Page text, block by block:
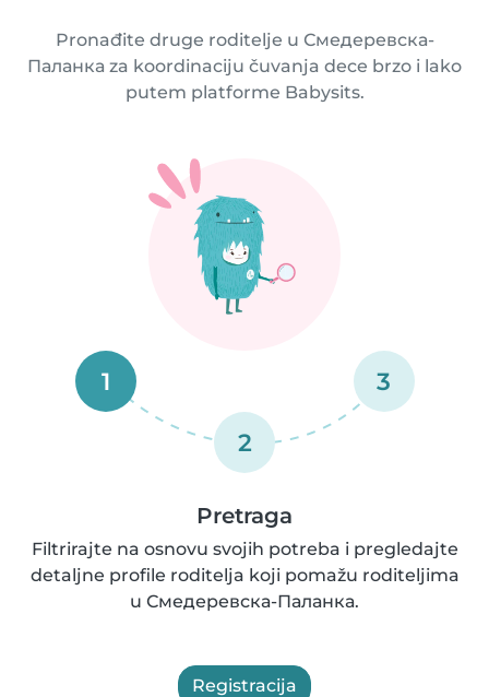
Pronađite druge roditelje u Смедеревска-
Паланка za koordinaciju čuvanja dece brzo i lako
putem platforme Babysits.
1
2
3
Pretraga
Filtrirajte na osnovu svojih potreba i pregledajte
detaljne profile roditelja koji pomažu roditeljima
u Смедеревска-Паланка.
Registracija